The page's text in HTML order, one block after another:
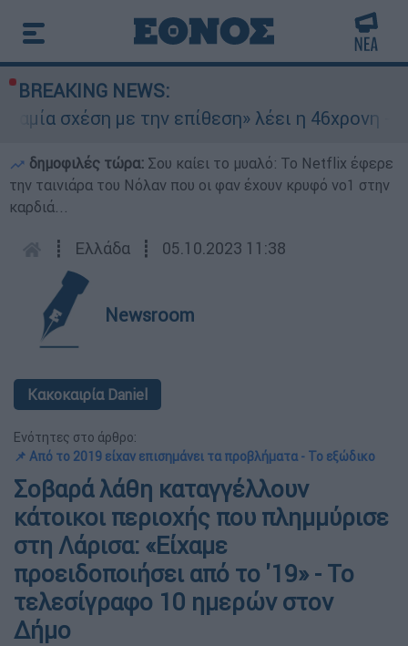
BREAKING NEWS:
με την επίθεση» λέει η 46χρονη - Τι
δημοφιλές τώρα: Σου καίει το μυαλό: Το Netflix έφερε
την ταινιάρα του Νόλαν που οι φαν έχουν κρυφό νο1 στην
καρδιά...
┋ Ελλάδα ┋ 05.10.2023 11:38
Newsroom
Κακοκαιρία Daniel
Ενότητες στο άρθρο:
📌 Από το 2019 είχαν επισημάνει τα προβλήματα - Το εξώδικο
Σοβαρά λάθη καταγγέλλουν
κάτοικοι περιοχής που πλημμύρισε
στη Λάρισα: «Είχαμε
προειδοποιήσει από το '19» - Το
τελεσίγραφο 10 ημερών στον
Δήμο